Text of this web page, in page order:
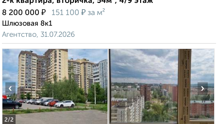
8 200 000 ₽ 151 100 ₽ за м²
Шлюзовая 8к1
Агентство, 31.07.2026
2/2
‹ ›